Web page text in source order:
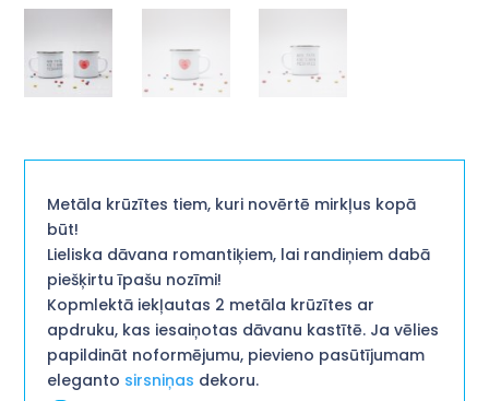
Metāla krūzītes tiem, kuri novērtē mirkļus kopā
būt!
Lieliska dāvana romantiķiem, lai randiņiem dabā
piešķirtu īpašu nozīmi!
Kopmlektā iekļautas 2 metāla krūzītes ar
apdruku, kas iesaiņotas dāvanu kastītē. Ja vēlies
papildināt noformējumu, pievieno pasūtījumam
eleganto sirsniņas dekoru.